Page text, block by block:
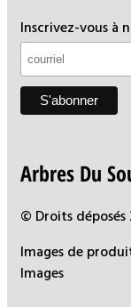
Inscrivez-vous
Arbres Du
© Droits déposés
Images de
Images